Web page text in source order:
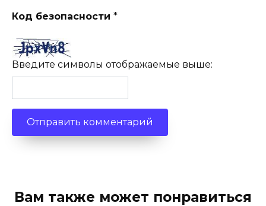
Код безопасности *
Введите символы отображаемые выше:
Вам также может понравиться